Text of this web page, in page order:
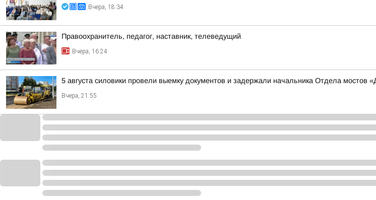
Вчера, 18:34
Правоохранитель, педагог, наставник, телеведущий
Вчера, 16:24
5 августа силовики провели выемку документов и задержали начальника Отдела мостов
Вчера, 21:55